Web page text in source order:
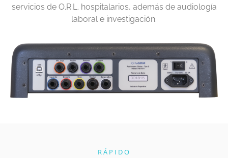
servicios de O.R.L. hospitalarios, además de audiología
laboral e investigación.
RÁPIDO